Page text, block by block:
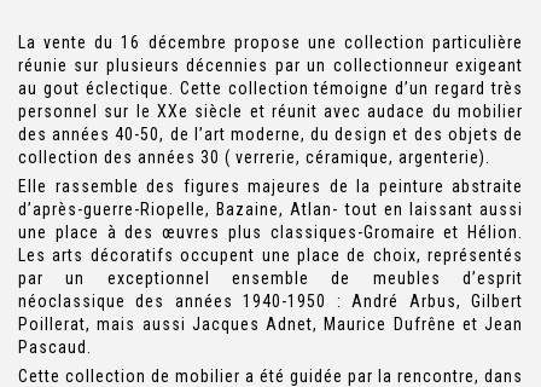
La vente du 16 décembre propose une collection particulière
réunie sur plusieurs décennies par un collectionneur exigeant
au gout éclectique. Cette collection témoigne d’un regard très
personnel sur le XXe siècle et réunit avec audace du mobilier
des années 40-50, de l’art moderne, du design et des objets de
collection des années 30 ( verrerie, céramique, argenterie).
Elle rassemble des figures majeures de la peinture abstraite
d’après-guerre-Riopelle, Bazaine, Atlan- tout en laissant aussi
une place à des œuvres plus classiques-Gromaire et Hélion.
Les arts décoratifs occupent une place de choix, représentés
par un exceptionnel ensemble de meubles d’esprit
néoclassique des années 1940-1950 : André Arbus, Gilbert
Poillerat, mais aussi Jacques Adnet, Maurice Dufrêne et Jean
Pascaud.
Cette collection de mobilier a été guidée par la rencontre, dans